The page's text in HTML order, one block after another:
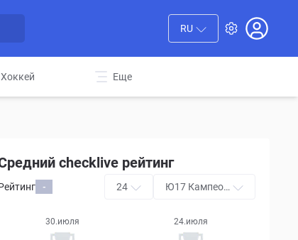
RU
Хоккей Еще
checklive рейтинг
- 24
Ю17 Кампеон
30.июля 24.июля